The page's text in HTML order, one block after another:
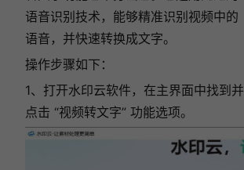
语音识别技术，能够精准识别视频中的
语音，并快速转换成文字。
操作步骤如下：
1、打开水印云软件，在主界面中找到并
点击 “视频转文字” 功能选项。